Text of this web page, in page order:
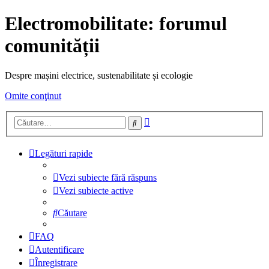
Electromobilitate: forumul
comunității
Despre mașini electrice, sustenabilitate și ecologie
Omite conţinut
Căutare
Legături rapide
Vezi subiecte fără răspuns
Vezi subiecte active
Căutare
FAQ
Autentificare
Înregistrare